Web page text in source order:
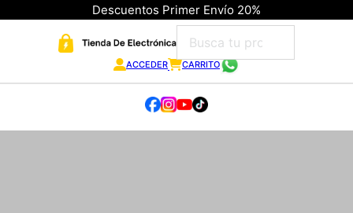
Descuentos Primer Envío 20%
ACCEDER CARRITO